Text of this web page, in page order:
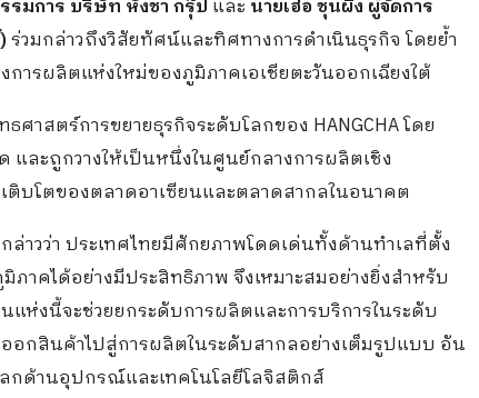
รมการ บริษัท หังชา กรุ๊ป และ นายเฮ่อ ชุนผิง ผู้จัดการ
ร่วมกล่าวถึงวิสัยทัศน์และทิศทางการดำเนินธุรกิจ โดยย้ำ
รผลิตแห่งใหม่ของภูมิภาคเอเชียตะวันออกเฉียงใต้
าสตร์การขยายธุรกิจระดับโลกของ HANGCHA โดย
ละถูกวางให้เป็นหนึ่งในศูนย์กลางการผลิตเชิง
ติบโตของตลาดอาเซียนและตลาดสากลในอนาคต
กล่าวว่า ประเทศไทยมีศักยภาพโดดเด่นทั้งด้านทำเลที่ตั้ง
าคได้อย่างมีประสิทธิภาพ จึงเหมาะสมอย่างยิ่งสำหรับ
ห่งนี้จะช่วยยกระดับการผลิตและการบริการในระดับ
กสินค้าไปสู่การผลิตในระดับสากลอย่างเต็มรูปแบบ อัน
กด้านอุปกรณ์และเทคโนโลยีโลจิสติกส์